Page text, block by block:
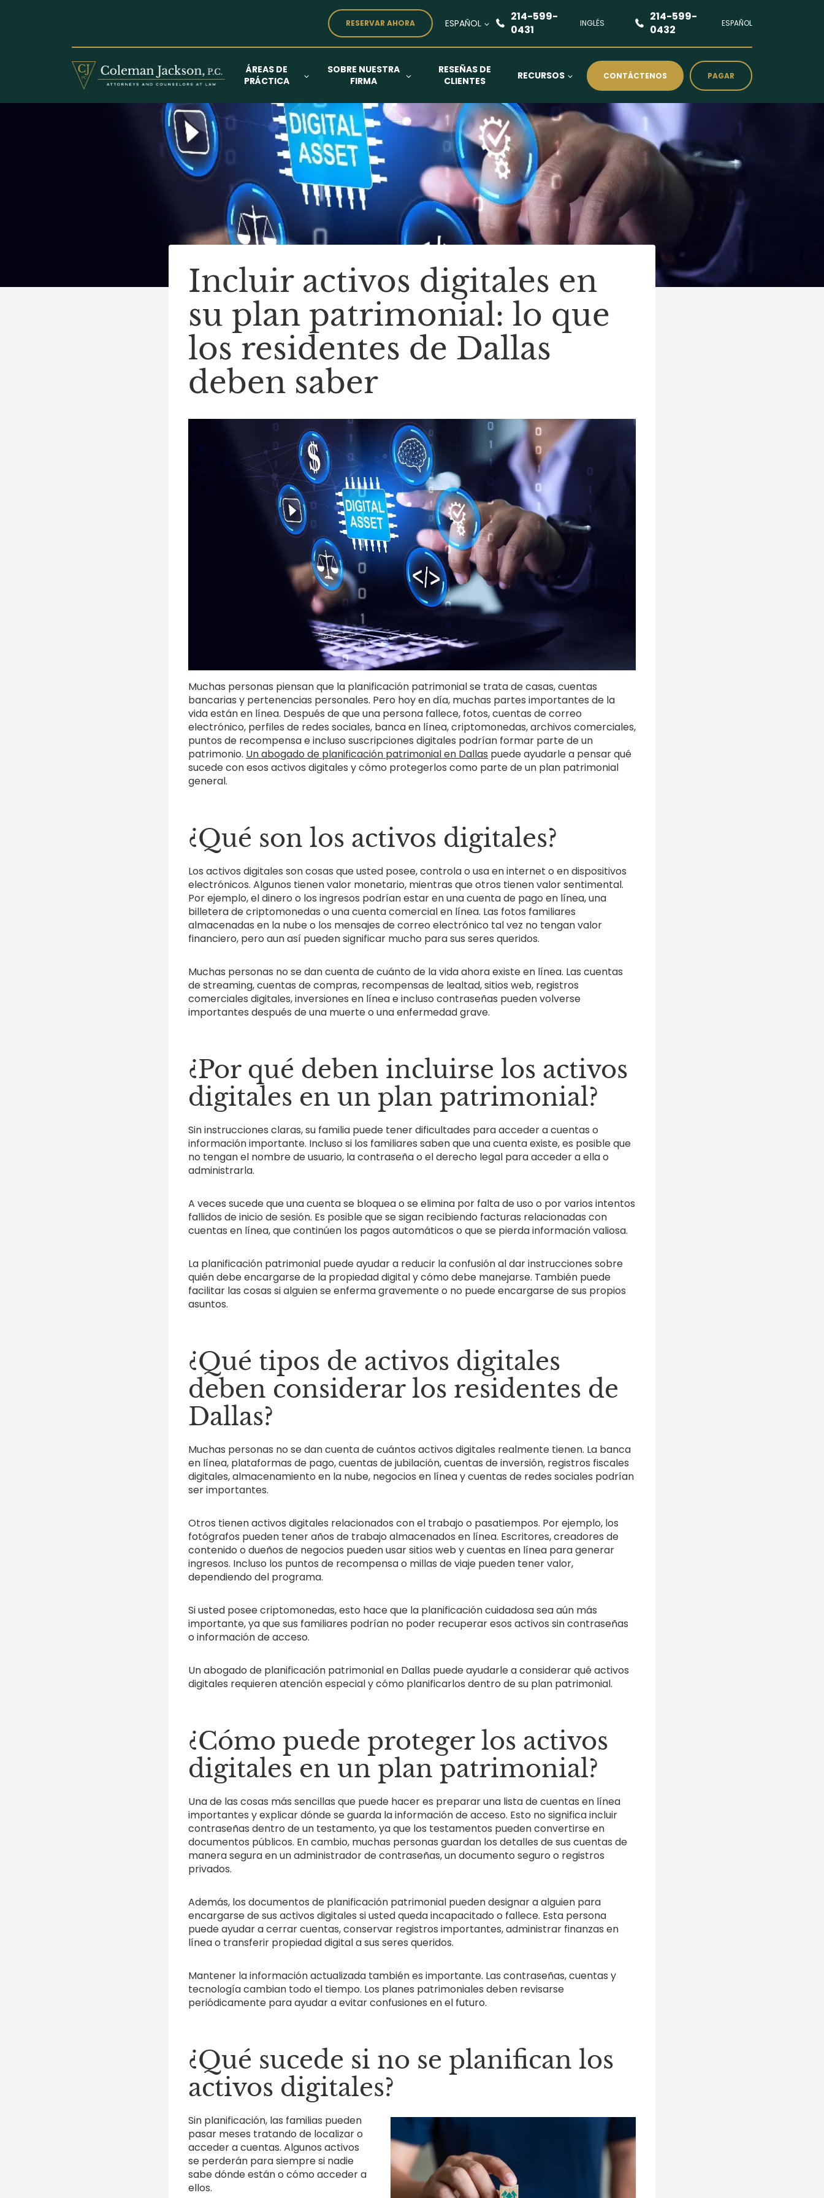
RESERVAR AHORA ESPAÑOL
214-599-
0431
INGLÉS
214-599-
0432
ESPAÑOL
ÁREAS DE
PRÁCTICA
SOBRE NUESTRA
FIRMA
RESEÑAS DE
CLIENTES
RECURSOS CONTÁCTENOS PAGAR
Incluir activos digitales en
su plan patrimonial: lo que
los residentes de Dallas
deben saber
Muchas personas piensan que la planificación patrimonial se trata de casas, cuentas
bancarias y pertenencias personales. Pero hoy en día, muchas partes importantes de la
vida están en línea. Después de que una persona fallece, fotos, cuentas de correo
electrónico, perfiles de redes sociales, banca en línea, criptomonedas, archivos comerciales,
puntos de recompensa e incluso suscripciones digitales podrían formar parte de un
patrimonio. Un abogado de planificación patrimonial en Dallas puede ayudarle a pensar qué
sucede con esos activos digitales y cómo protegerlos como parte de un plan patrimonial
general.
¿Qué son los activos digitales?
Los activos digitales son cosas que usted posee, controla o usa en internet o en dispositivos
electrónicos. Algunos tienen valor monetario, mientras que otros tienen valor sentimental.
Por ejemplo, el dinero o los ingresos podrían estar en una cuenta de pago en línea, una
billetera de criptomonedas o una cuenta comercial en línea. Las fotos familiares
almacenadas en la nube o los mensajes de correo electrónico tal vez no tengan valor
financiero, pero aun así pueden significar mucho para sus seres queridos.
Muchas personas no se dan cuenta de cuánto de la vida ahora existe en línea. Las cuentas
de streaming, cuentas de compras, recompensas de lealtad, sitios web, registros
comerciales digitales, inversiones en línea e incluso contraseñas pueden volverse
importantes después de una muerte o una enfermedad grave.
¿Por qué deben incluirse los activos
digitales en un plan patrimonial?
Sin instrucciones claras, su familia puede tener dificultades para acceder a cuentas o
información importante. Incluso si los familiares saben que una cuenta existe, es posible que
no tengan el nombre de usuario, la contraseña o el derecho legal para acceder a ella o
administrarla.
A veces sucede que una cuenta se bloquea o se elimina por falta de uso o por varios intentos
fallidos de inicio de sesión. Es posible que se sigan recibiendo facturas relacionadas con
cuentas en línea, que continúen los pagos automáticos o que se pierda información valiosa.
La planificación patrimonial puede ayudar a reducir la confusión al dar instrucciones sobre
quién debe encargarse de la propiedad digital y cómo debe manejarse. También puede
facilitar las cosas si alguien se enferma gravemente o no puede encargarse de sus propios
asuntos.
¿Qué tipos de activos digitales
deben considerar los residentes de
Dallas?
Muchas personas no se dan cuenta de cuántos activos digitales realmente tienen. La banca
en línea, plataformas de pago, cuentas de jubilación, cuentas de inversión, registros fiscales
digitales, almacenamiento en la nube, negocios en línea y cuentas de redes sociales podrían
ser importantes.
Otros tienen activos digitales relacionados con el trabajo o pasatiempos. Por ejemplo, los
fotógrafos pueden tener años de trabajo almacenados en línea. Escritores, creadores de
contenido o dueños de negocios pueden usar sitios web y cuentas en línea para generar
ingresos. Incluso los puntos de recompensa o millas de viaje pueden tener valor,
dependiendo del programa.
Si usted posee criptomonedas, esto hace que la planificación cuidadosa sea aún más
importante, ya que sus familiares podrían no poder recuperar esos activos sin contraseñas
o información de acceso.
Un abogado de planificación patrimonial en Dallas puede ayudarle a considerar qué activos
digitales requieren atención especial y cómo planificarlos dentro de su plan patrimonial.
¿Cómo puede proteger los activos
digitales en un plan patrimonial?
Una de las cosas más sencillas que puede hacer es preparar una lista de cuentas en línea
importantes y explicar dónde se guarda la información de acceso. Esto no significa incluir
contraseñas dentro de un testamento, ya que los testamentos pueden convertirse en
documentos públicos. En cambio, muchas personas guardan los detalles de sus cuentas de
manera segura en un administrador de contraseñas, un documento seguro o registros
privados.
Además, los documentos de planificación patrimonial pueden designar a alguien para
encargarse de sus activos digitales si usted queda incapacitado o fallece. Esta persona
puede ayudar a cerrar cuentas, conservar registros importantes, administrar finanzas en
línea o transferir propiedad digital a sus seres queridos.
Mantener la información actualizada también es importante. Las contraseñas, cuentas y
tecnología cambian todo el tiempo. Los planes patrimoniales deben revisarse
periódicamente para ayudar a evitar confusiones en el futuro.
¿Qué sucede si no se planifican los
activos digitales?
Sin planificación, las familias pueden
pasar meses tratando de localizar o
acceder a cuentas. Algunos activos
se perderán para siempre si nadie
sabe dónde están o cómo acceder a
ellos.